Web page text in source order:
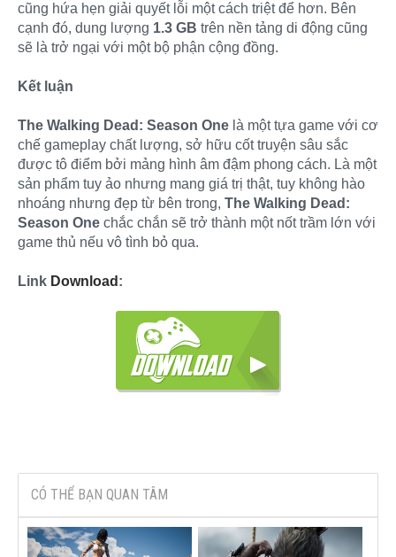
cũng hứa hẹn giải quyết lỗi một cách triệt để hơn. Bên
cạnh đó, dung lượng 1.3 GB trên nền tảng di động cũng
sẽ là trở ngại với một bộ phận cộng đồng.
Kết luận
The Walking Dead: Season One là một tựa game với cơ
chế gameplay chất lượng, sở hữu cốt truyện sâu sắc
được tô điểm bởi mảng hình âm đậm phong cách. Là một
sản phẩm tuy ảo nhưng mang giá trị thật, tuy không hào
nhoáng nhưng đẹp từ bên trong, The Walking Dead:
Season One chắc chắn sẽ trở thành một nốt trầm lớn với
game thủ nếu vô tình bỏ qua.
Link Download :
CÓ THỂ BẠN QUAN TÂM